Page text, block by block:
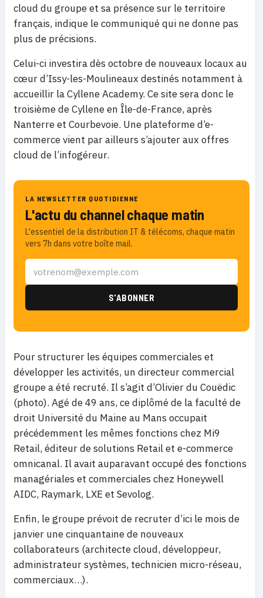
cloud du groupe et sa présence sur le territoire
français, indique le communiqué qui ne donne pas
plus de précisions.
Celui-ci investira dès octobre de nouveaux locaux au
cœur d’Issy-les-Moulineaux destinés notamment à
accueillir la Cyllene Academy. Ce site sera donc le
troisième de Cyllene en Île-de-France, après
Nanterre et Courbevoie. Une plateforme d’e-
commerce vient par ailleurs s’ajouter aux offres
cloud de l’infogéreur.
LA NEWSLETTER QUOTIDIENNE
L'actu du channel chaque matin
L'essentiel de la distribution IT & télécoms, chaque matin
vers 7h dans votre boîte mail.
Pour structurer les équipes commerciales et
développer les activités, un directeur commercial
groupe a été recruté. Il s’agit d’Olivier du Couëdic
(photo). Agé de 49 ans, ce diplômé de la faculté de
droit Université du Maine au Mans occupait
précédemment les mêmes fonctions chez Mi9
Retail, éditeur de solutions Retail et e-commerce
omnicanal. Il avait auparavant occupé des fonctions
managériales et commerciales chez Honeywell
AIDC, Raymark, LXE et Sevolog.
Enfin, le groupe prévoit de recruter d’ici le mois de
janvier une cinquantaine de nouveaux
collaborateurs (architecte cloud, développeur,
administrateur systèmes, technicien micro-réseau,
commerciaux…).